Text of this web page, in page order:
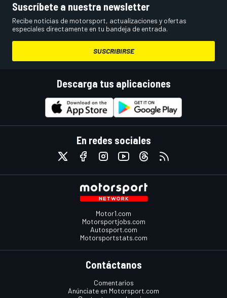
Suscríbete a nuestra newsletter
Recibe noticias de motorsport, actualizaciones y ofertas
especiales directamente en tu bandeja de entrada.
SUSCRIBIRSE
Descarga tus aplicaciones
En redes sociales
Motor1.com
Motorsportjobs.com
Autosport.com
Motorsportstats.com
Contáctanos
Comentarios
Anúnciate en Motorsport.com